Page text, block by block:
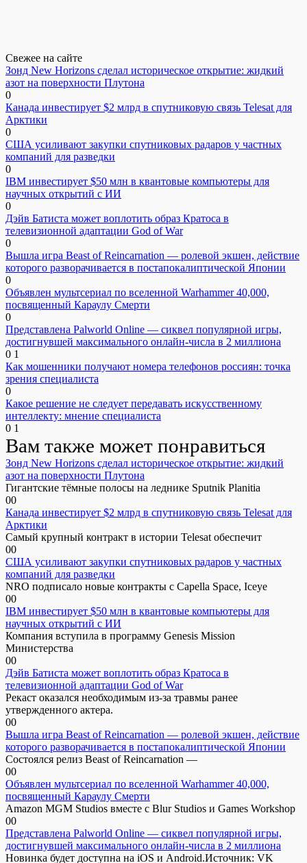
Свежее на сайте
Зонд New Horizons сделал историческое открытие: жидкий
азот на поверхности Плутона
0
Канада инвестирует $2 млрд в спутниковую связь Telesat для
Арктики
0
США усиливают закупки спутниковых радаров у частных
компаний для разведки
0
IBM инвестирует $50 млн в квантовые компьютеры для
научных открытий с ИИ
0
Дэйв Батиста может воплотить образ Кратоса в
телевизионной адаптации God of War
0
Вышла игра Beast of Reincarnation — ролевой экшен, действие
которого разворачивается в постапокалиптической Японии
0
Объявлен мультсериал по вселенной Warhammer 40,000,
посвященный Караулу Смерти
0
Представлена Palworld Online — сиквел популярной игры,
достигнувшей максимального онлайн-числа в 2 миллиона
0 1
Как мошенники получают номера телефонов россиян: точка
зрения специалиста
0
Какое решение не следует передавать искусственному
интеллекту: мнение специалиста
0 1
Вам также может понравиться
Зонд New Horizons сделал историческое открытие: жидкий
азот на поверхности Плутона
Гигантские тёмные полосы на леднике Sputnik Planitia
00
Канада инвестирует $2 млрд в спутниковую связь Telesat для
Арктики
Самый крупный контракт в истории Telesat обеспечит
00
США усиливают закупки спутниковых радаров у частных
компаний для разведки
NRO подписало новые контракты с Capella Space, Iceye
00
IBM инвестирует $50 млн в квантовые компьютеры для
научных открытий с ИИ
Компания вступила в программу Genesis Mission
Министерства
00
Дэйв Батиста может воплотить образ Кратоса в
телевизионной адаптации God of War
Рекаст оказался необходимым из-за травмы ранее
утвержденного актера.
00
Вышла игра Beast of Reincarnation — ролевой экшен, действие
которого разворачивается в постапокалиптической Японии
Состоялся релиз Beast of Reincarnation —
00
Объявлен мультсериал по вселенной Warhammer 40,000,
посвященный Караулу Смерти
Amazon MGM Studios вместе с Blur Studios и Games Workshop
00
Представлена Palworld Online — сиквел популярной игры,
достигнувшей максимального онлайн-числа в 2 миллиона
Новинка будет доступна на iOS и Android.Источник: VK